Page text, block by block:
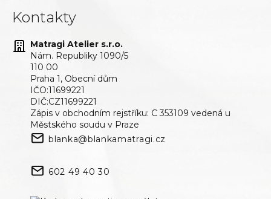
Kontakty
Matragi Atelier s.r.o.
Nám. Republiky 1090/5
110 00
Praha 1, Obecní dům
IČO:11699221
DIČ:CZ11699221
Zápis v obchodním rejstříku: C 353109 vedená u
Městského soudu v Praze
blanka@blankamatragi.cz
602 49 40 30